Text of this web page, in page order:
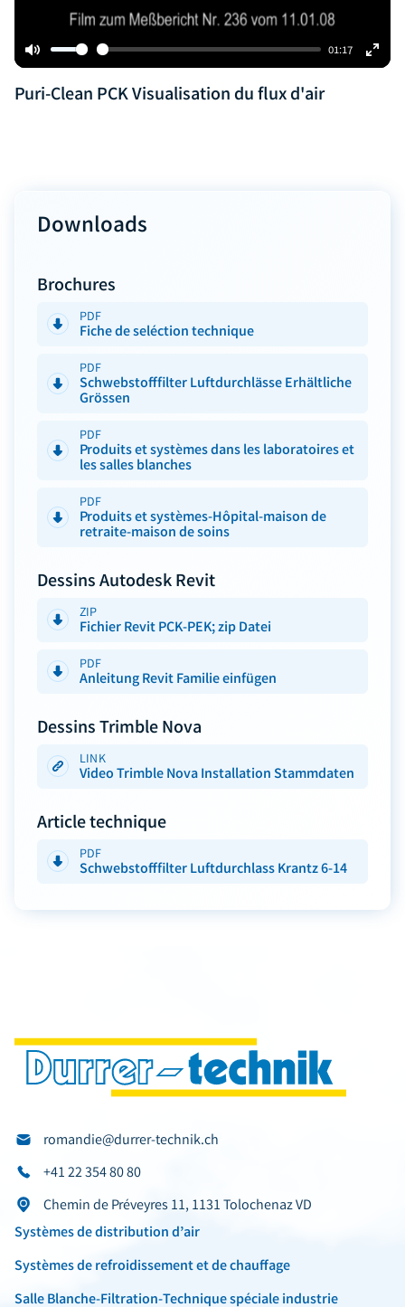
Mute
01:17
Enter
Puri-Clean PCK Visualisation du flux d'air
Downloads
Brochures
PDF
Fiche de seléction technique
PDF
Schwebstofffilter Luftdurchlässe Erhältliche
Grössen
PDF
Produits et systèmes dans les laboratoires et
les salles blanches
PDF
Produits et systèmes-Hôpital-maison de
retraite-maison de soins
Dessins Autodesk Revit
ZIP
Fichier Revit PCK-PEK; zip Datei
PDF
Anleitung Revit Familie einfügen
Dessins Trimble Nova
LINK
Video Trimble Nova Installation Stammdaten
Article technique
PDF
Schwebstofffilter Luftdurchlass Krantz 6-14
romandie@durrer-technik.ch
+41 22 354 80 80
Chemin de Préveyres 11, 1131 Tolochenaz VD
Systèmes de distribution d’air
Systèmes de refroidissement et de chauffage
Salle Blanche-Filtration-Technique spéciale industrie